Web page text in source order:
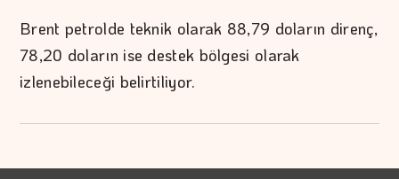
Brent petrolde teknik olarak 88,79 doların direnç,
78,20 doların ise destek bölgesi olarak
izlenebileceği belirtiliyor.